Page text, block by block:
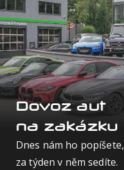
Dovoz aut
na zakázku
Dnes nám ho popíšete,
za týden v něm sedíte.